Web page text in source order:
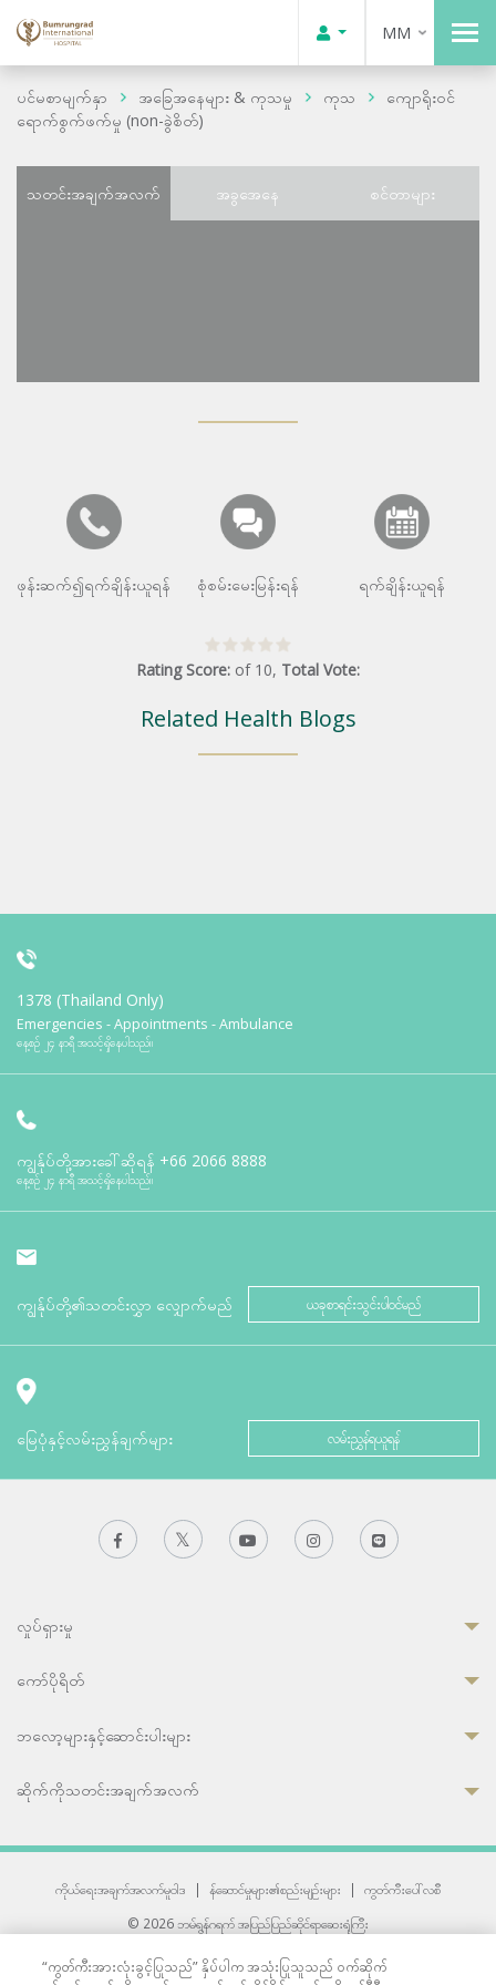
MM
ပင်မစာမျက်နှာ အခြေအနေများ & ကုသမှု ကုသ
ကျောရိုးဝင်
ရောက်စွက်ဖက်မှု (non-ခွဲစိတ်)
သတင်းအချက်အလက် အခွအေနေ စင်တာများ
ဖုန်းဆက်၍ရက်ချိန်းယူရန် စုံစမ်းမေးမြန်းရန် ရက်ချိန်းယူရန်
Rating Score: of 10, Total Vote:
Related Health Blogs
1378 (Thailand Only)
Emergencies - Appointments - Ambulance
နေ့စဉ် ၂၄ နာရီ အသင့်ရှိနေပါသည်။
ကျွန်ုပ်တို့အားခေါ်ဆိုရန် +66 2066 8888
နေ့စဉ် ၂၄ နာရီ အသင့်ရှိနေပါသည်။
ကျွန်ုပ်တို့၏သတင်းလွှာ လျှောက်မည် ယခုစာရင်းသွင်းပါဝင်မည်
မြေပုံနှင့်လမ်းညွှန်ချက်များ လမ်းညွှန်ရယူရန်
လှုပ်ရှားမှု
ကော်ပိုရိတ်
ဘလော့များနှင့်ဆောင်းပါးများ
ဆိုက်ကိုသတင်းအချက်အလက်
ကိုယ်ရေးအချက်အလက်မူဝါဒ | န်ဆောင်မှုများ၏စည်းမျဉ်းများ |
ကွတ်ကီးပေါ်လစီ
© 2026 ဘမ်ရွန်ဂရက် အပြည်ပြည်ဆိုင်ရာဆေးရုံကြီး
“ကွတ်ကီးအားလုံးခွင့်ပြုသည်” နှိပ်ပါက အသုံးပြုသူသည် ဝက်ဆိုက်